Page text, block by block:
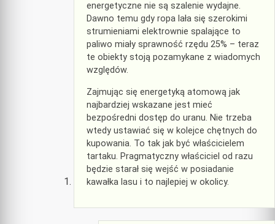
energetyczne nie są szalenie wydajne.
Dawno temu gdy ropa lała się szerokimi
strumieniami elektrownie spalające to
paliwo miały sprawność rzędu 25% – teraz
te obiekty stoją pozamykane z wiadomych
względów.
Zajmując się energetyką atomową jak
najbardziej wskazane jest mieć
bezpośredni dostęp do uranu. Nie trzeba
wtedy ustawiać się w kolejce chętnych do
kupowania. To tak jak być właścicielem
tartaku. Pragmatyczny właściciel od razu
będzie starał się wejść w posiadanie
kawałka lasu i to najlepiej w okolicy.